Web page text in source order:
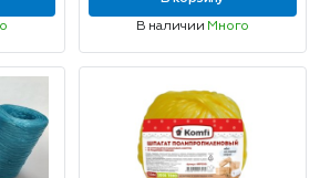
В наличии Много